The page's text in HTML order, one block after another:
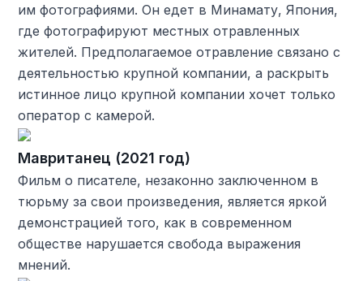
им фотографиями. Он едет в Минамату, Япония,
где фотографируют местных отравленных
жителей. Предполагаемое отравление связано с
деятельностью крупной компании, а раскрыть
истинное лицо крупной компании хочет только
оператор с камерой.
Мавританец (2021 год)
Фильм о писателе, незаконно заключенном в
тюрьму за свои произведения, является яркой
демонстрацией того, как в современном
обществе нарушается свобода выражения
мнений.